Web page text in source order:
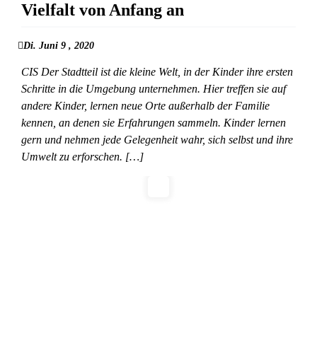
Vielfalt von Anfang an
Di. Juni 9 , 2020
CIS Der Stadtteil ist die kleine Welt, in der Kinder ihre ersten
Schritte in die Umgebung unternehmen. Hier treffen sie auf
andere Kinder, lernen neue Orte außerhalb der Familie
kennen, an denen sie Erfahrungen sammeln. Kinder lernen
gern und nehmen jede Gelegenheit wahr, sich selbst und ihre
Umwelt zu erforschen. […]